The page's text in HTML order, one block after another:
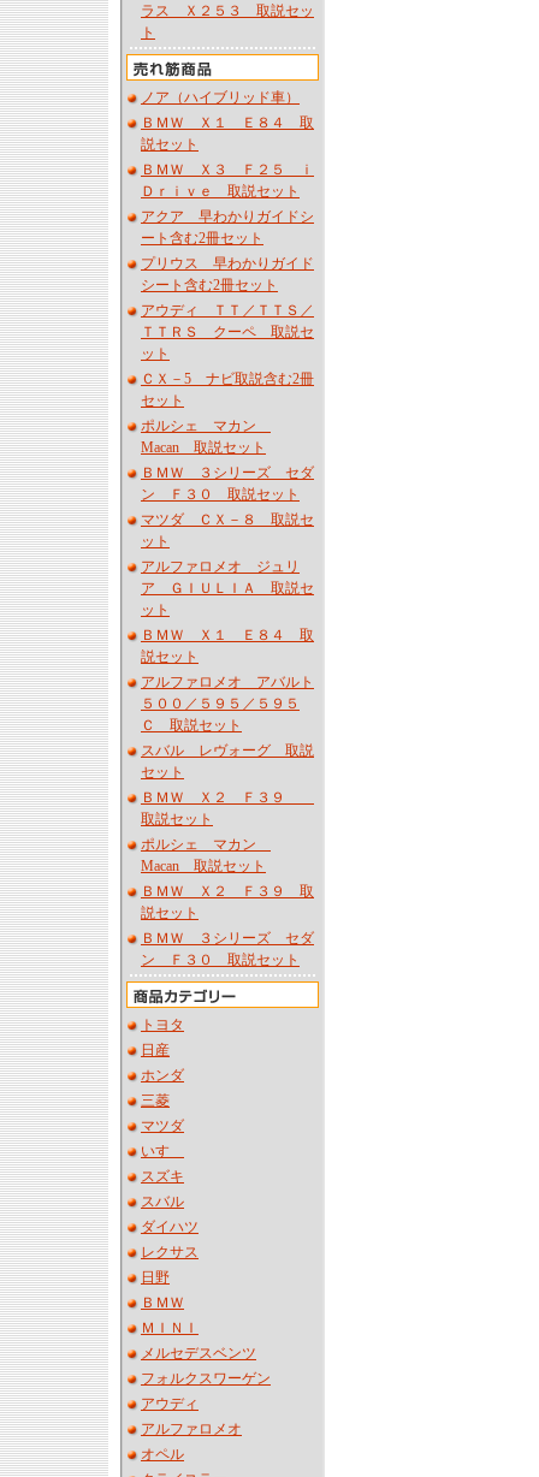
ラス Ｘ２５３ 取説セッ
ト
ノア（ハイブリッド車）
ＢＭＷ Ｘ１ Ｅ８４ 取
説セット
ＢＭＷ Ｘ３ Ｆ２５ ｉ
Ｄｒｉｖｅ 取説セット
アクア 早わかりガイドシ
ート含む2冊セット
プリウス 早わかりガイド
シート含む2冊セット
アウディ ＴＴ／ＴＴＳ／
ＴＴＲＳ クーペ 取説セ
ット
ＣＸ－5 ナビ取説含む2冊
セット
ポルシェ マカン
Macan 取説セット
ＢＭＷ ３シリーズ セダ
ン Ｆ３０ 取説セット
マツダ ＣＸ－８ 取説セ
ット
アルファロメオ ジュリ
ア ＧＩＵＬＩＡ 取説セ
ット
ＢＭＷ Ｘ１ Ｅ８４ 取
説セット
アルファロメオ アバルト
５００／５９５／５９５
Ｃ 取説セット
スバル レヴォーグ 取説
セット
ＢＭＷ Ｘ２ Ｆ３９
取説セット
ポルシェ マカン
Macan 取説セット
ＢＭＷ Ｘ２ Ｆ３９ 取
説セット
ＢＭＷ ３シリーズ セダ
ン Ｆ３０ 取説セット
トヨタ
日産
ホンダ
三菱
マツダ
いすゞ
スズキ
スバル
ダイハツ
レクサス
日野
ＢＭＷ
ＭＩＮＩ
メルセデスベンツ
フォルクスワーゲン
アウディ
アルファロメオ
オペル